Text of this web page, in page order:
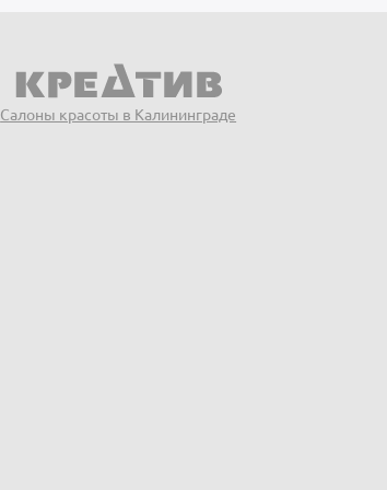
Салоны красоты в Калининграде